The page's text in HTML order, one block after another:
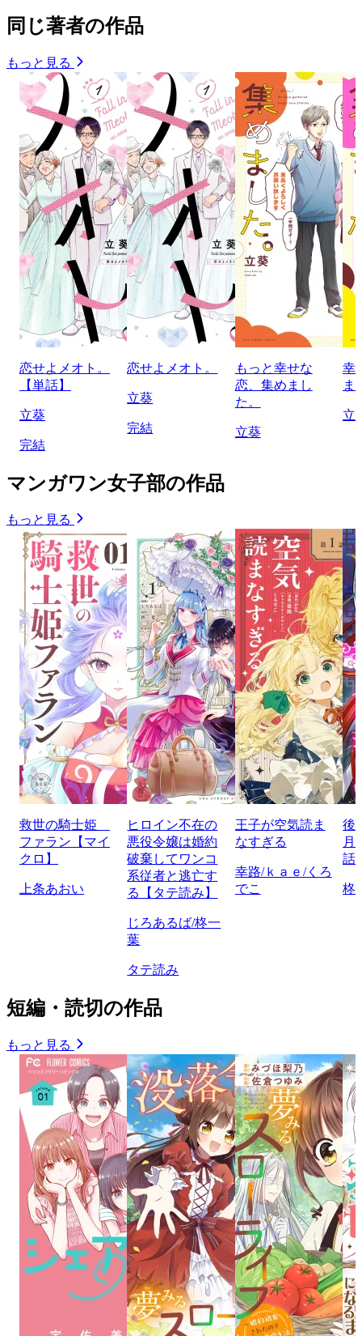
同じ著者の作品
もっと見る
恋せよメオト。
【単話】
立葵
完結
恋せよメオト。
立葵
完結
もっと幸せな
恋、集めまし
た。
立葵
幸
ま
立
マンガワン女子部の作品
もっと見る
救世の騎士姫
ファラン【マイ
クロ】
上条あおい
ヒロイン不在の
悪役令嬢は婚約
破棄してワンコ
系従者と逃亡す
る【タテ読み】
じろあるば/柊一
葉
タテ読み
王子が空気読ま
なすぎる
幸路/ｋａｅ/くろ
でこ
後
月
話
柊
短編・読切の作品
もっと見る